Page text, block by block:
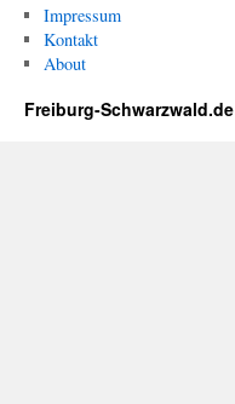
Impressum
Kontakt
About
Freiburg-Schwarzwald.de